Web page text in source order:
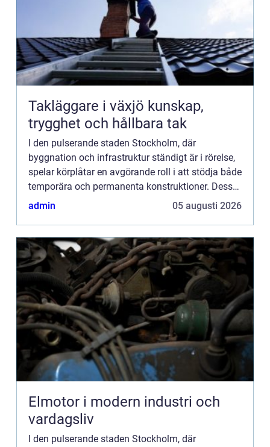
Takläggare i växjö kunskap,
trygghet och hållbara tak
I den pulserande staden Stockholm, där
byggnation och infrastruktur ständigt är i rörelse,
spelar körplåtar en avgörande roll i att stödja både
temporära och permanenta konstruktioner. Dessa
robusta...
admin 05 augusti 2026
Elmotor i modern industri och
vardagsliv
I den pulserande staden Stockholm, där